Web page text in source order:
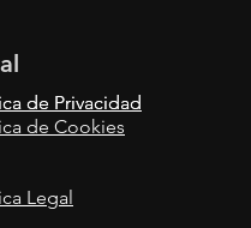
de Privacidad
de Privacidad
de Cookies
Legal